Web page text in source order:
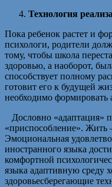
Технология
Пока ребенок растет и
психологи, родители
тому, чтобы школа
здоровью, а наоборот,
способствует полному
готовит его к будущей
необходимо формировать
Дословно «адаптация»
«приспособление». Жить
Эмоциональная
иностранного языка
комфортной
языка адаптивную среду
здоровьесберегающие